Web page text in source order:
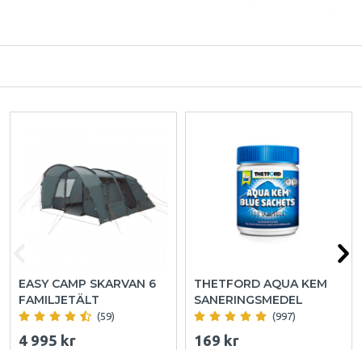
EASY CAMP SKARVAN 6
FAMILJETÄLT
(59)
4 995 kr
THETFORD AQUA KEM
SANERINGSMEDEL
(997)
169 kr